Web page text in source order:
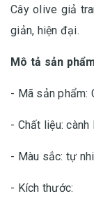
Cây olive giả
giản, hiện đại.
Mô tả sản phẩm
- Mã sản phẩm:
- Chất liệu:
- Màu sắc: tự
- Kích thước: